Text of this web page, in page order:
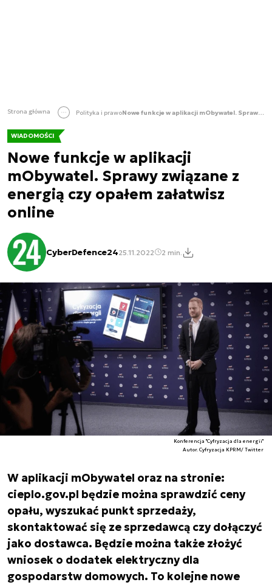
Strona główna Polityka i prawo Nowe funkcje w aplikacji mObywatel. Sprawy związane z energią czy opałem załatwisz online
WIADOMOŚCI
Nowe funkcje w aplikacji
mObywatel. Sprawy związane z
energią czy opałem załatwisz
online
CyberDefence2425.11.2022 2 min.
Konferencja "Cyfryzacja dla energii"
Autor. Cyfryzacja KPRM/ Twitter
W aplikacji mObywatel oraz na stronie:
cieplo.gov.pl będzie można sprawdzić ceny
opału, wyszukać punkt sprzedaży,
skontaktować się ze sprzedawcą czy dołączyć
jako dostawca. Będzie można także złożyć
wniosek o dodatek elektryczny dla
gospodarstw domowych. To kolejne nowe